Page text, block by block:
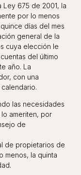
675 de 2001, la
por lo menos
días del mes
general de la
cuya elección le
del último
año. La
con una
las necesidades
ameriten, por
de
de propietarios de
menos, la quinta